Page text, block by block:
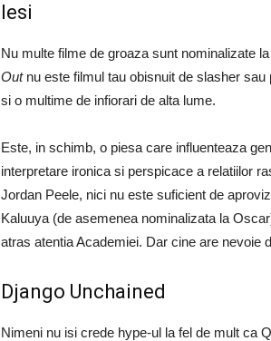
Iesi
Nu multe filme de groaza sunt nominalizate
Outnu este filmul tau obisnuit de slasher
si o multime de infiorari de alta lume.
Este, in schimb, o piesa care influenteaza
interpretare ironica si perspicace a relatiilor
Jordan Peele, nici nu este suficient de
Kaluuya (de asemenea nominalizata la
atras atentia Academiei. Dar cine are nevoie
Django Unchained
Nimeni nu isi crede hype-ul la fel de mult ca